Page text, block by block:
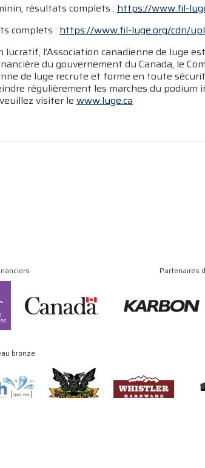
résultats complets : https://www.fil-
complets :https://www.fil-luge.org/cdn/
lucratif, l’Association canadienne de luge
du gouvernement du Canada, le
de luge recrute et forme en toute
régulièrement les marches du
visiter le www.luge.ca
Partenaires
bronze